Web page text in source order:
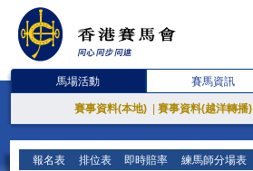
馬場活動 賽馬資訊
賽事資料(本地) 賽事資料(越洋轉播)
報名表 排位表 即時賠率 練馬師分場表